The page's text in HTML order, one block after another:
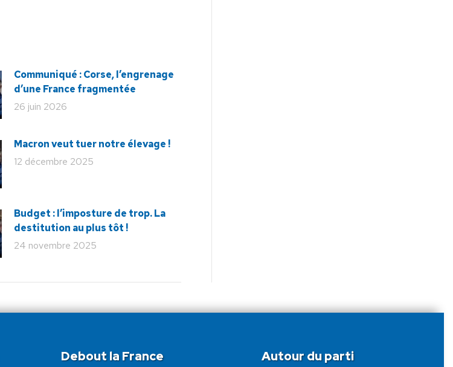
Communiqué : Corse, l’engrenage
d’une France fragmentée
26 juin 2026
Macron veut tuer notre élevage !
12 décembre 2025
Budget : l’imposture de trop. La
destitution au plus tôt !
24 novembre 2025
Debout la France Autour du parti